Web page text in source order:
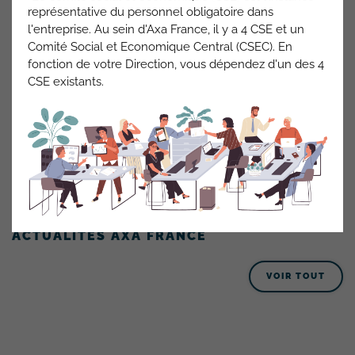
Vague 2 :RDC bâtiment H aile ESTen cours
Travaux puis Juillet 2023: implantation des équipes Pilotage
Actuariat et Fraude, Corpo Non Auto,
Recours Corporels Clients, achats assurantiels et prestas
ACTUALITÉS AXA FRANCE
VOIR TOUT
représentative du personnel obligatoire dans
l'entreprise. Au sein d'Axa France, il y a 4 CSE et un
Comité Social et Economique Central (CSEC). En
fonction de votre Direction, vous dépendez d'un des 4
CSE existants.